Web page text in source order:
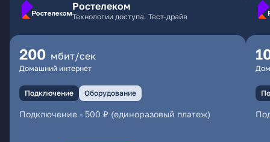
Ростелеком
Технологии доступа. Тест-драйв
200 мбит/сек
Домашний интернет
Подключение Оборудование
Подключение - 500 ₽ (единоразовый платеж)